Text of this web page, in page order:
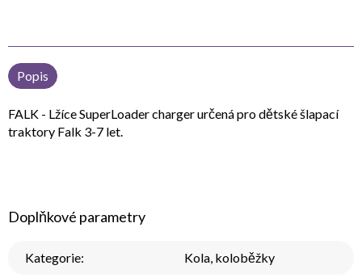
Popis
FALK - Lžíce SuperLoader charger určená pro dětské šlapací
traktory Falk 3-7 let.
Doplňkové parametry
Kategorie: Kola, koloběžky